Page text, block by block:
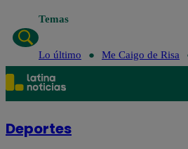
Temas
Lo último Me Caigo de Risa
Deportes